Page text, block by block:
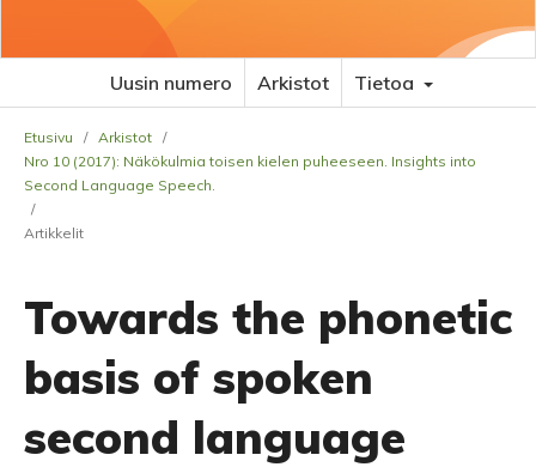
Uusin numero Arkistot Tietoa
Etusivu / Arkistot /
Nro 10 (2017): Näkökulmia toisen kielen puheeseen. Insights into
Second Language Speech.
/
Artikkelit
Towards the phonetic
basis of spoken
second language